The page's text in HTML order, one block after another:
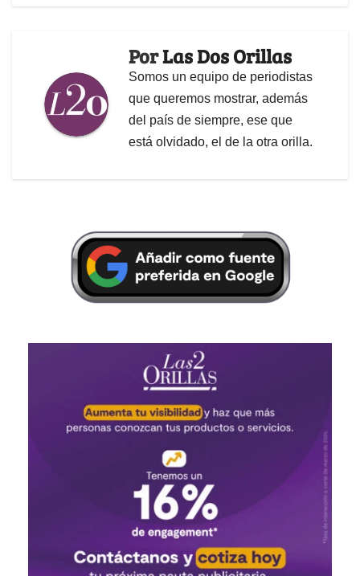
PorLas Dos Orillas
Somos un equipo de periodistas
que queremos mostrar, además
del país de siempre, ese que
está olvidado, el de la otra orilla.